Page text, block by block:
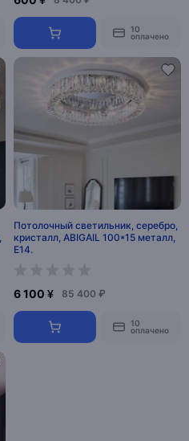
10
оплачено
Потолочный светильник, серебро,
кристалл, ABIGAIL 100*15 металл,
E14.
6 100 ¥ 85 400 ₽
10
оплачено